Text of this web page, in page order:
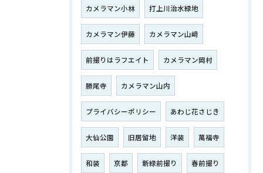
カメラマン小林 打上川治水緑地
カメラマン伊藤 カメラマン山﨑
前撮りはラフエイト カメラマン岡村
勝尾寺 カメラマン山内
プライバシーポリシー あわじ花さじき
大仙公園 旧居留地 洋装 萬福寺
和装 京都 新緑前撮り 春前撮り